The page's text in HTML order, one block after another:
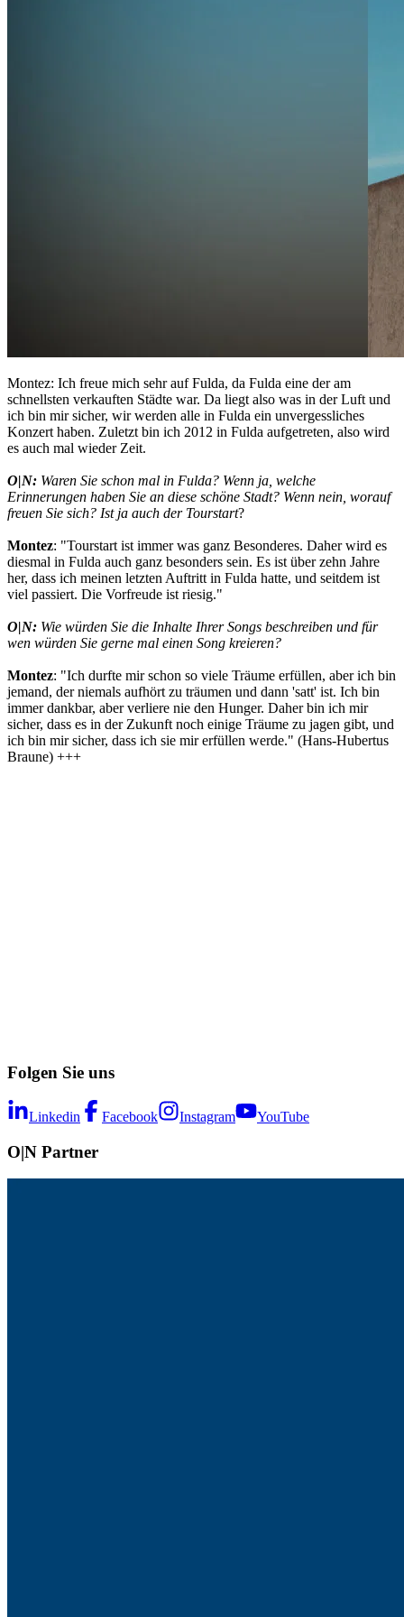
Montez: Ich freue mich sehr auf Fulda, da Fulda eine der am
schnellsten verkauften Städte war. Da liegt also was in der Luft und
ich bin mir sicher, wir werden alle in Fulda ein unvergessliches
Konzert haben. Zuletzt bin ich 2012 in Fulda aufgetreten, also wird
es auch mal wieder Zeit.
O|N: Waren Sie schon mal in Fulda? Wenn ja, welche
Erinnerungen haben Sie an diese schöne Stadt? Wenn nein, worauf
freuen Sie sich? Ist ja auch der Tourstart?
Montez: "Tourstart ist immer was ganz Besonderes. Daher wird es
diesmal in Fulda auch ganz besonders sein. Es ist über zehn Jahre
her, dass ich meinen letzten Auftritt in Fulda hatte, und seitdem ist
viel passiert. Die Vorfreude ist riesig."
O|N: Wie würden Sie die Inhalte Ihrer Songs beschreiben und für
wen würden Sie gerne mal einen Song kreieren?
Montez: "Ich durfte mir schon so viele Träume erfüllen, aber ich bin
jemand, der niemals aufhört zu träumen und dann 'satt' ist. Ich bin
immer dankbar, aber verliere nie den Hunger. Daher bin ich mir
sicher, dass es in der Zukunft noch einige Träume zu jagen gibt, und
ich bin mir sicher, dass ich sie mir erfüllen werde." (Hans-Hubertus
Braune) +++
Folgen Sie uns
Linkedin Facebook Instagram YouTube
O|N Partner